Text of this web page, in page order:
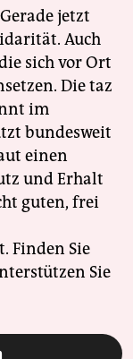
jetzt
Auch
sich vor Ort
Die taz
im
bundesweit
einen
und Erhalt
guten, frei
Finden Sie
Sie